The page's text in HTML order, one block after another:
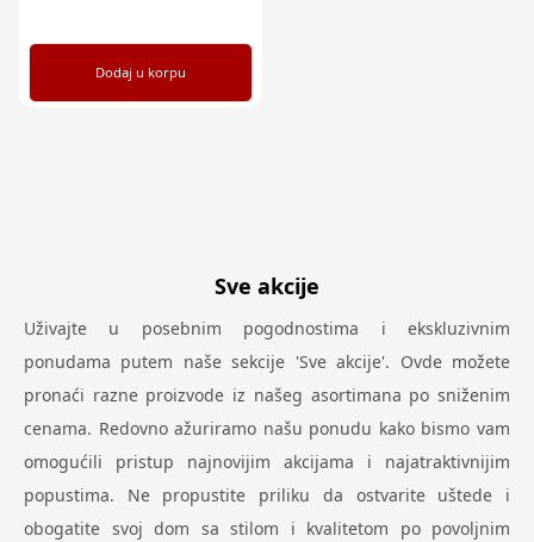
Dodaj u korpu
Sve akcije
Uživajte u posebnim pogodnostima i ekskluzivnim
ponudama putem naše sekcije 'Sve akcije'. Ovde možete
pronaći razne proizvode iz našeg asortimana po sniženim
cenama. Redovno ažuriramo našu ponudu kako bismo vam
omogućili pristup najnovijim akcijama i najatraktivnijim
popustima. Ne propustite priliku da ostvarite uštede i
obogatite svoj dom sa stilom i kvalitetom po povoljnim